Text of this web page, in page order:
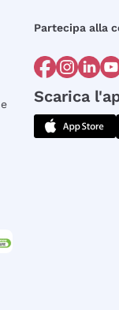
Partecipa alla
Scarica